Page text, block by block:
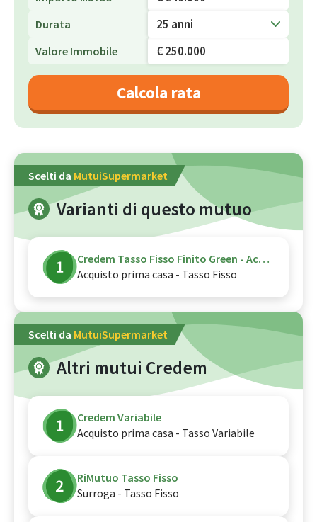
Durata
25 anni
Valore Immobile
Calcola rata
Scelti da MutuiSupermarket
Varianti di questo mutuo
Credem Tasso Fisso Finito Green - Acquisto -
Acquisto prima casa - Tasso Fisso
Scelti da MutuiSupermarket
Altri mutui Credem
Credem Variabile
Acquisto prima casa - Tasso Variabile
RiMutuo Tasso Fisso
Surroga - Tasso Fisso